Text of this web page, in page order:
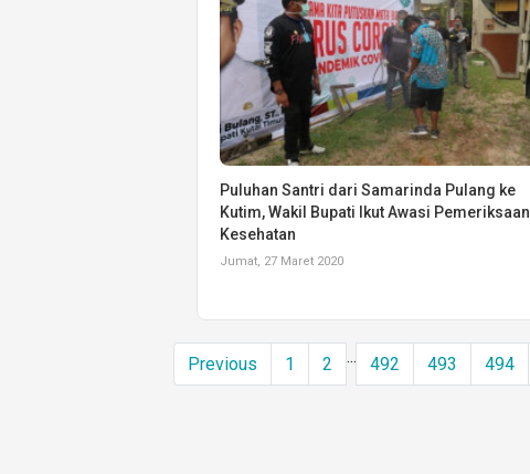
Puluhan Santri dari Samarinda Pulang ke
Kutim, Wakil Bupati Ikut Awasi Pemeriksaan
Kesehatan
Jumat, 27 Maret 2020
Previous 1 2 ... 492 493 494